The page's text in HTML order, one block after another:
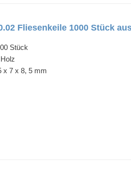
Fliesenkeile 1000 Stück
Stück
x 7 x 8, 5 mm